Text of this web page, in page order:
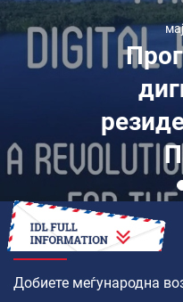
КАКО ДА
Добиете меѓународна